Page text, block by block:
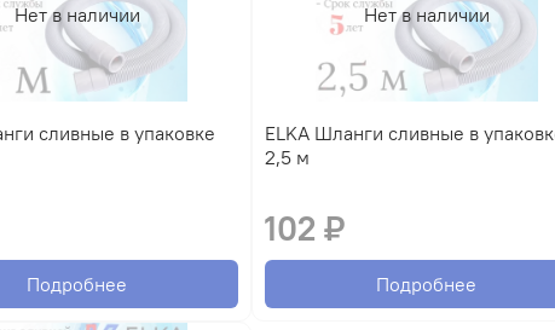
Нет в наличии
Подробнее
Нет в наличии
ELKA Шланги сливные в упаковке
2,5 м
102 ₽
Подробнее